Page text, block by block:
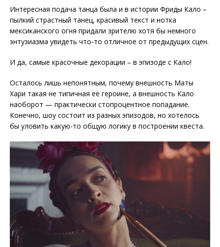
Интересная подача танца была и в истории Фриды Кало –
пылкий страстный танец, красивый текст и нотка
мексиканского огня придали зрителю хотя бы немного
энтузиазма увидеть что-то отличное от предыдущих сцен.
И да, самые красочные декорации – в эпизоде с Кало!
Осталось лишь непонятным, почему внешность Маты
Хари такая не типичная ее героине, а внешность Кало
наоборот — практически стопроцентное попадание.
Конечно, шоу состоит из разных эпизодов, но хотелось
бы уловить какую-то общую логику в построении квеста.